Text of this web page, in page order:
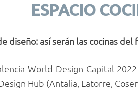
ESPACIO
diseño: así serán las cocinas del
World Design Capital
Hub (Antalia, Latorre,